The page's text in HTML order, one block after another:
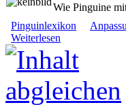
Wie Pinguine
Pinguinlexikon
Weiterlesen